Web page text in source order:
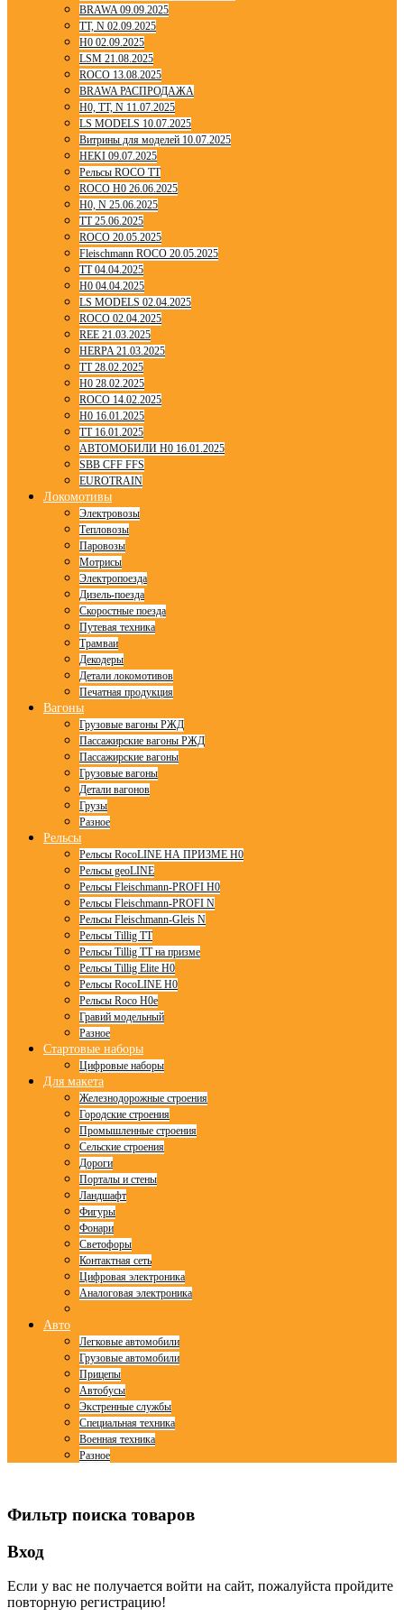
BRAWA 09.09.2025
TT, N 02.09.2025
H0 02.09.2025
LSM 21.08.2025
ROCO 13.08.2025
BRAWA РАСПРОДАЖА
H0, TT, N 11.07.2025
LS MODELS 10.07.2025
Витрины для моделей 10.07.2025
HEKI 09.07.2025
Рельсы ROCO TT
ROCO H0 26.06.2025
H0, N 25.06.2025
TT 25.06.2025
ROCO 20.05.2025
Fleischmann ROCO 20.05.2025
TT 04.04.2025
H0 04.04.2025
LS MODELS 02.04.2025
ROCO 02.04.2025
REE 21.03.2025
HERPA 21.03.2025
TT 28.02.2025
H0 28.02.2025
ROCO 14.02.2025
H0 16.01.2025
TT 16.01.2025
АВТОМОБИЛИ H0 16.01.2025
SBB CFF FFS
EUROTRAIN
Локомотивы
Электровозы
Тепловозы
Паровозы
Мотрисы
Электропоезда
Дизель-поезда
Скоростные поезда
Путевая техника
Трамваи
Декодеры
Детали локомотивов
Печатная продукция
Вагоны
Грузовые вагоны РЖД
Пассажирские вагоны РЖД
Пассажирские вагоны
Грузовые вагоны
Детали вагонов
Грузы
Разное
Рельсы
Рельсы RocoLINE НА ПРИЗМЕ H0
Рельсы geoLINE
Рельсы Fleischmann-PROFI H0
Рельсы Fleischmann-PROFI N
Рельсы Fleischmann-Gleis N
Рельсы Tillig TT
Рельсы Tillig TT на призме
Рельсы Tillig Elite H0
Рельсы RocoLINE H0
Рельсы Roco H0e
Гравий модельный
Разное
Стартовые наборы
Цифровые наборы
Для макета
Железнодорожные строения
Городские строения
Промышленные строения
Сельские строения
Дороги
Порталы и стены
Ландшафт
Фигуры
Фонари
Светофоры
Контактная сеть
Цифровая электроника
Аналоговая электроника
Авто
Легковые автомобили
Грузовые автомобили
Прицепы
Автобусы
Экстренные службы
Специальная техника
Военная техника
Разное
Фильтр поиска товаров
Вход
Если у вас не получается войти на сайт, пожалуйста пройдите
повторную регистрацию!